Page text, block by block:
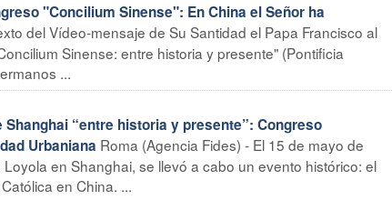
"Concilium Sinense": En China el Señor ha
del Vídeo-mensaje de Su Santidad el Papa Francisco al
Sinense: entre historia y presente" (Pontificia
...
Shanghai “entre historia y presente”: Congreso
Urbaniana Roma (Agencia Fides) - El 15 de mayo de
en Shanghai, se llevó a cabo un evento histórico: el
en China. ...